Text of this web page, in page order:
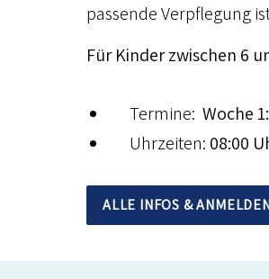
passende Verpflegung
Für Kinder zwischen 6
Termine: Woche 1:
Uhrzeiten: 08:00
ALLE INFOS &